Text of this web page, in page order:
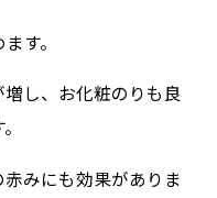
す。
し、お化粧のりも良
みにも効果がありま